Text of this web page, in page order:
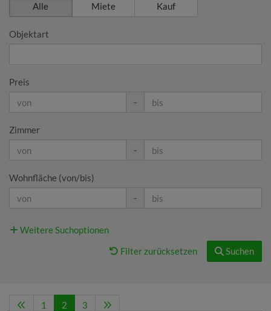
Alle
Miete Kauf
Objektart
Preis
-
Zimmer
-
Wohnfläche (von/bis)
-
Weitere Suchoptionen
Filter zurücksetzen
Suchen
1 2 3